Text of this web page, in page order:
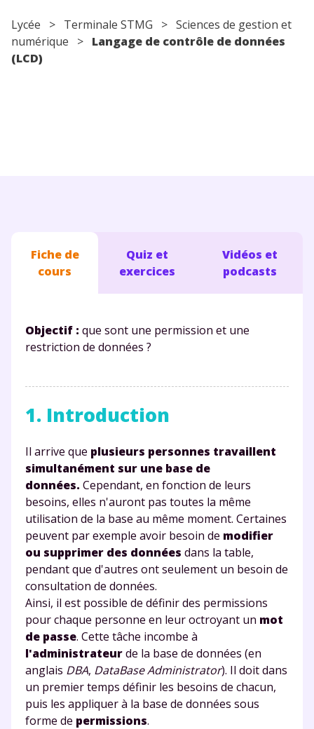
Lycée > Terminale STMG > Sciences de gestion et
numérique > Langage de contrôle de données
(LCD)
Fiche de
cours
Quiz et
exercices
Vidéos et
podcasts
Objectif : que sont une permission et une
restriction de données ?
1. Introduction
Il arrive que plusieurs personnes travaillent
simultanément sur une base de
données. Cependant, en fonction de leurs
besoins, elles n'auront pas toutes la même
utilisation de la base au même moment. Certaines
peuvent par exemple avoir besoin de modifier
ou supprimer des données dans la table,
pendant que d'autres ont seulement un besoin de
consultation de données.
Ainsi, il est possible de définir des permissions
pour chaque personne en leur octroyant un mot
de passe. Cette tâche incombe à
l'administrateurde la base de données (en
anglais DBA, DataBase Administrator). Il doit dans
un premier temps définir les besoins de chacun,
puis les appliquer à la base de données sous
forme de permissions.